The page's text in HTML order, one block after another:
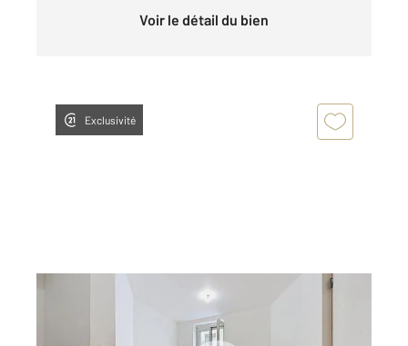
Voir le détail du bien
Exclusivité